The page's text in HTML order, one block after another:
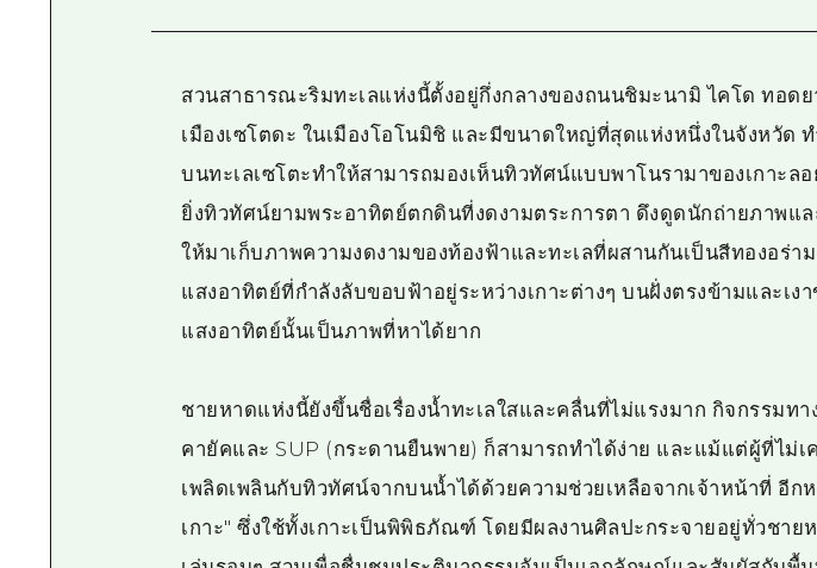
สวนสาธารณะริมทะเลแห่งนี้ตั้งอยู่กึ่งกลางของถนนชิมะนามิ ไคโด ทอด
เมืองเซโตดะ ในเมืองโอโนมิชิ และมีขนาดใหญ่ที่สุดแห่งหนึ่งในจังหวัด
บนทะเลเซโตะทำให้สามารถมองเห็นทิวทัศน์แบบพาโนรามาของเกาะล
ยิ่งทิวทัศน์ยามพระอาทิตย์ตกดินที่งดงามตระการตา ดึงดูดนักถ่ายภาพแ
ให้มาเก็บภาพความงดงามของท้องฟ้าและทะเลที่ผสานกันเป็นสีทองอร่า
แสงอาทิตย์ที่กำลังลับขอบฟ้าอยู่ระหว่างเกาะต่างๆ บนฝั่งตรงข้ามและเง
แสงอาทิตย์นั้นเป็นภาพที่หาได้ยาก
ชายหาดแห่งนี้ยังขึ้นชื่อเรื่องน้ำทะเลใสและคลื่นที่ไม่แรงมาก กิจกรรมทา
คายัคและ SUP (กระดานยืนพาย) ก็สามารถทำได้ง่าย และแม้แต่ผู้ที่ไม่เ
เพลิดเพลินกับทิวทัศน์จากบนน้ำได้ด้วยความช่วยเหลือจากเจ้าหน้าที่ อี
เกาะ" ซึ่งใช้ทั้งเกาะเป็นพิพิธภัณฑ์ โดยมีผลงานศิลปะกระจายอยู่ทั่วชาย